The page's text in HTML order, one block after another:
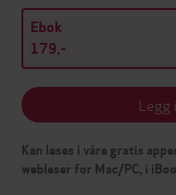
Ebok
179,-
Legg
Kan leses i våre gratis
webleser for Mac/PC, i